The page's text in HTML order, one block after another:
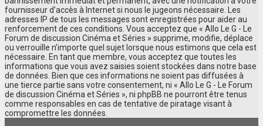
fournisseur d’accès à Internet si nous le jugeons nécessaire. Les
adresses IP de tous les messages sont enregistrées pour aider au
renforcement de ces conditions. Vous acceptez que « Allo Le G - Le
Forum de discussion Cinéma et Séries » supprime, modifie, déplace
ou verrouille n’importe quel sujet lorsque nous estimons que cela est
nécessaire. En tant que membre, vous acceptez que toutes les
informations que vous avez saisies soient stockées dans notre base
de données. Bien que ces informations ne soient pas diffusées à
une tierce partie sans votre consentement, ni « Allo Le G - Le Forum
de discussion Cinéma et Séries », ni phpBB ne pourront être tenus
comme responsables en cas de tentative de piratage visant à
compromettre les données.